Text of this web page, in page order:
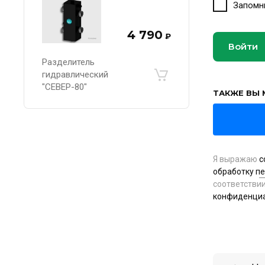
4 790 ₽
Разделитель
гидравлический
"СЕВЕР-80"
Войти
ТАКЖЕ ВЫ
Я выражаю
обработку